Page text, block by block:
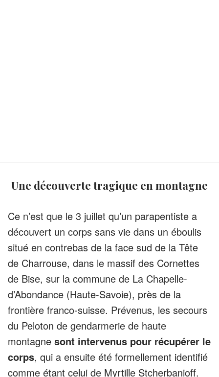
Une découverte tragique en montagne
Ce n’est que le 3 juillet qu’un parapentiste a
découvert un corps sans vie dans un éboulis
situé en contrebas de la face sud de la Tête
de Charrouse, dans le massif des Cornettes
de Bise, sur la commune de La Chapelle-
d’Abondance (Haute-Savoie), près de la
frontière franco-suisse. Prévenus, les secours
du Peloton de gendarmerie de haute
montagne sont intervenus pour récupérer le
corps, qui a ensuite été formellement identifié
comme étant celui de Myrtille Stcherbanioff.